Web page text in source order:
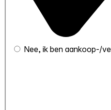
Nee, ik ben aankoop-/